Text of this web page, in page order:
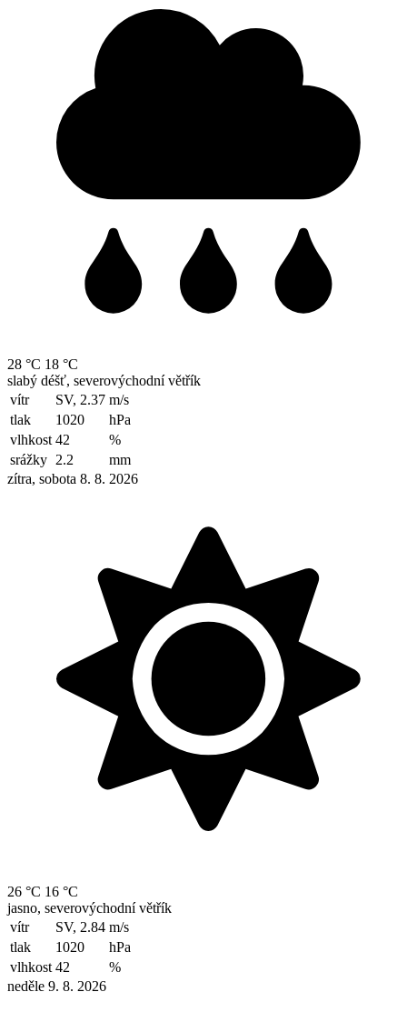
28 °C 18 °C
slabý déšť, severovýchodní větřík
vítr
SV, 2.37 m/s
tlak
1020
hPa
vlhkost 42
%
srážky 2.2
mm
zítra, sobota 8. 8. 2026
26 °C 16 °C
jasno, severovýchodní větřík
vítr
SV, 2.84 m/s
tlak
1020
hPa
vlhkost 42
%
neděle 9. 8. 2026